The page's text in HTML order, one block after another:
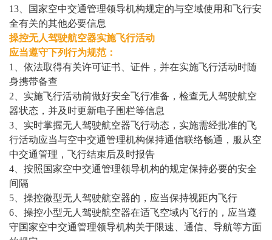
13、国家空中交通管理领导机构规定的与空域使用和飞行安
全有关的其他必要信息
操控无人驾驶航空器实施飞行活动
应当遵守下列行为规范：
1、依法取得有关许可证书、证件，并在实施飞行活动时随
身携带备查
2、实施飞行活动前做好安全飞行准备，检查无人驾驶航空
器状态，并及时更新电子围栏等信息
3、实时掌握无人驾驶航空器飞行动态，实施需经批准的飞
行活动应当与空中交通管理机构保持通信联络畅通，服从空
中交通管理，飞行结束后及时报告
4、按照国家空中交通管理领导机构的规定保持必要的安全
间隔
5、操控微型无人驾驶航空器的，应当保持视距内飞行
6、操控小型无人驾驶航空器在适飞空域内飞行的，应当遵
守国家空中交通管理领导机构关于限速、通信、导航等方面